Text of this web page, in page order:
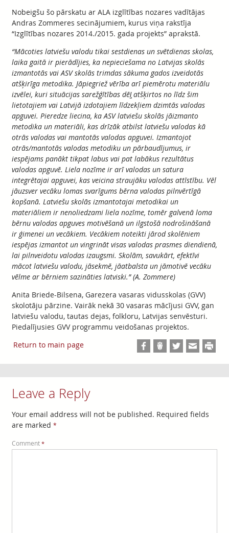
Nobeigšu šo pārskatu ar ALA izglītības nozares vadītājas
Andras Zommeres secinājumiem, kurus viņa rakstīja
“Izglītības nozares 2014./2015. gada projekts” aprakstā.
“Mācoties latviešu valodu tikai sestdienas un svētdienas skolas,
laika gaitā ir pierādījies, ka nepieciešama no Latvijas skolās
izmantotās vai ASV skolās trimdas sākuma gados izveidotās
atšķirīga metodika. Jāpiegriež vērība arī piemērotu materiālu
izvēlei, kuri situācijas sarežģītības dēļ̧ atšķirtos no līdz šim
lietotajiem vai Latvijā izdotajiem līdzekļiem dzimtās valodas
apguvei. Pieredze liecina, ka ASV latviešu skolās jāizmanto
metodika un materiāli, kas drīzāk atbilst latviešu valodas kā
otrās valodas vai mantotās valodas apguvei. Izmantojot
otrās/mantotās valodas metodiku un pārbaudījumus, ir
iespējams panākt tikpat labus vai pat labākus rezultātus
valodas apguvē. Liela nozīme ir arī valodas un satura
integrētajai apguvei, kas veicina straujāku valodas attīstību. Vēl
jāuzsver vecāku lomas svarīgums bērna valodas pilnvērtīgā
kopšanā. Latviešu skolās izmantotajai metodikai un
materiāliem ir nenoliedzami liela nozīme, tomēr galvenā loma
bērnu valodas apguves motivēšanā un ilgstošā nodrošināšanā
ir ģimenei un vecākiem. Vecākiem noteikti jārod skolēniem
iespējas izmantot un vingrināt visas valodas prasmes diendienā,
lai pilnveidotu valodas izaugsmi. Skolām, savukārt, efektīvi
mācot latviešu valodu, jāsekmē, jāatbalsta un jāmotivē vecāku
vēlme ar bērniem sazināties latviski.” (A. Zommere)
Anita Briede-Bilsena, Garezera vasaras vidusskolas (GVV)
skolotāju pārzine. Vairāk nekā 30 vasaras mācījusi GVV, gan
latviešu valodu, tautas dejas, folkloru, Latvijas senvēsturi.
Piedalījusies GVV programmu veidošanas projektos.
Return to main page
Leave a Reply
Your email address will not be published. Required fields
are marked *
Comment *